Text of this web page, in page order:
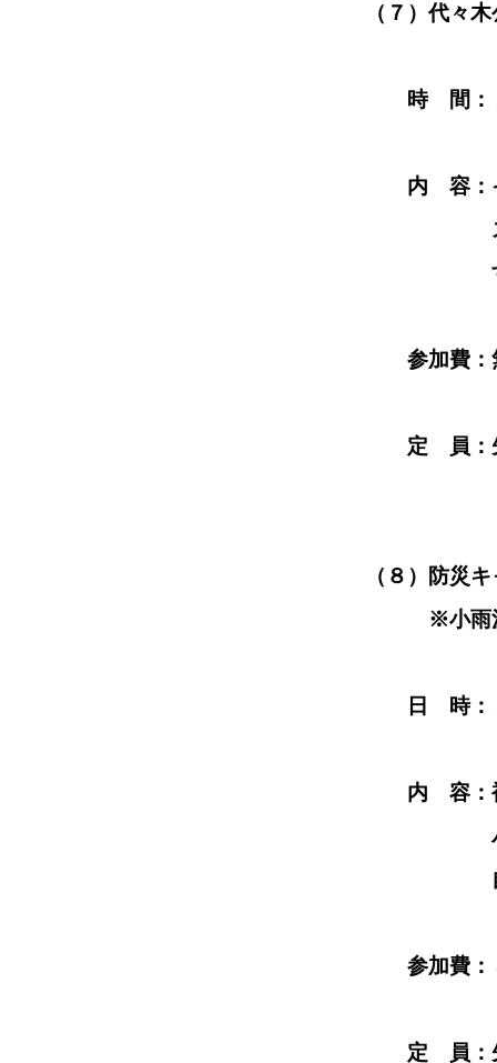
（７）代々木公園防
時 間：１０時
内 容：イベント会場
スタンプを
すべてのスタンプ
参加費：無
定 員：先着１
（８）防災キャンプ
※小雨
日 時：１１月１４日
内 容：被災時
パノラマ広場にテ
自分で自分
参加費：
定 員：先着